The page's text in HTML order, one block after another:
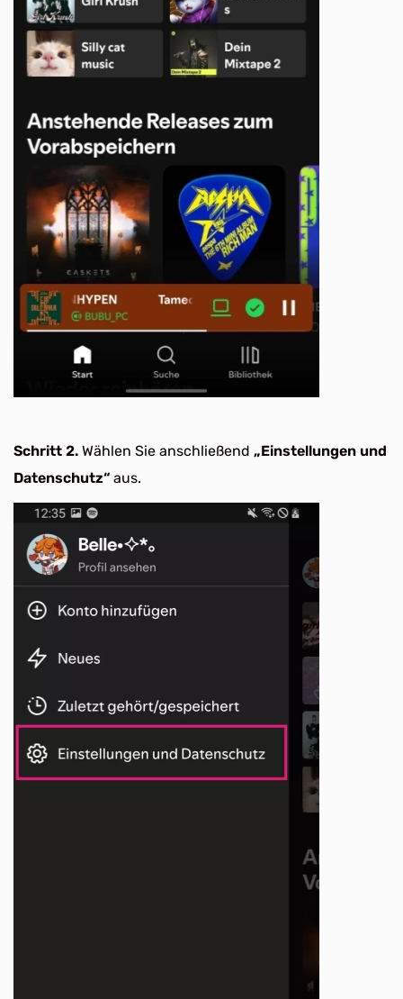
Schritt 2. Wählen Sie anschließend „Einstellungen und
Datenschutz“ aus.